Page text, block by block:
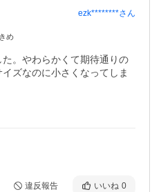
ezk********さん
め
。やわらかくて期待通りの
ズなのに小さくなってしま
違反報告 いいね 0